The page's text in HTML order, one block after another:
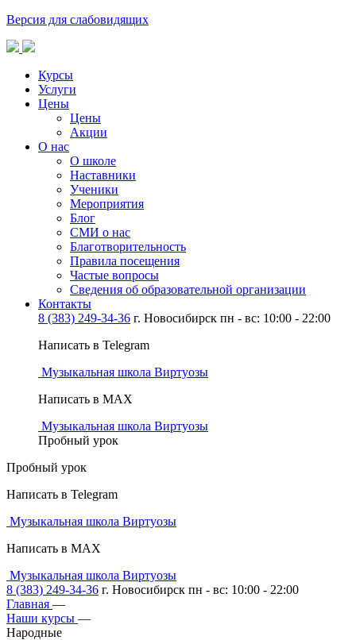
Версия для слабовидящих
Курсы
Услуги
Цены
Цены
Акции
О нас
О школе
Наставники
Ученики
Мероприятия
Блог
СМИ о нас
Благотворительность
Правила посещения
Частые вопросы
Сведения об образовательной организации
Контакты
8 (383) 249-34-36 г. Новосибирск пн - вс: 10:00 - 22:00
Написать в Telegram
Музыкальная школа Виртуозы
Написать в MAX
Музыкальная школа Виртуозы
Пробный урок
Пробный урок
Написать в Telegram
Музыкальная школа Виртуозы
Написать в MAX
Музыкальная школа Виртуозы
8 (383) 249-34-36 г. Новосибирск пн - вс: 10:00 - 22:00
Главная —
Наши курсы —
Народные